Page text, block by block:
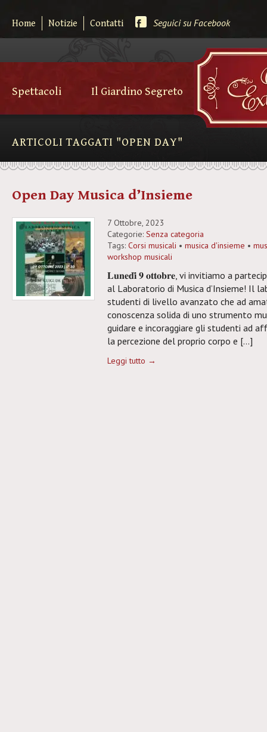
Home Notizie Contatti Seguici su Facebook
Spettacoli Il Giardino Segreto
ARTICOLI TAGGATI "OPEN DAY"
Open Day Musica d’Insieme
7 Ottobre, 2023
Categorie: Senza categoria
Tags: Corsi musicali • musica d'insieme •
workshop musicali
𝐋𝐮𝐧𝐞𝐝𝐢̀ 𝟗 𝐨𝐭𝐭𝐨𝐛𝐫𝐞, vi invitiamo a
al Laboratorio di Musica d’Insieme! Il
studenti di livello avanzato che ad
conoscenza solida di uno strumento
guidare e incoraggiare gli studenti ad
la percezione del proprio corpo e […]
Leggi tutto →